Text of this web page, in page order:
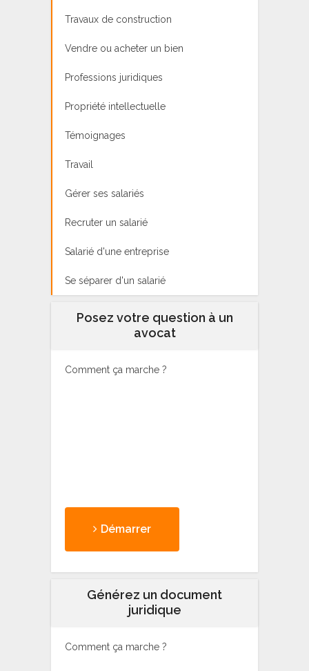
Travaux de construction
Vendre ou acheter un bien
Professions juridiques
Propriété intellectuelle
Témoignages
Travail
Gérer ses salariés
Recruter un salarié
Salarié d'une entreprise
Se séparer d'un salarié
Posez votre question à un
avocat
Comment ça marche ?
Démarrer
Générez un document
juridique
Comment ça marche ?